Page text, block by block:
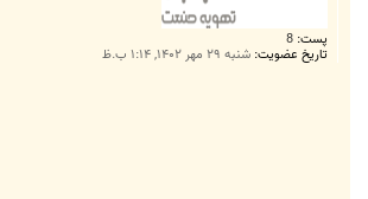
پست: 8
تاریخ عضویت: شنبه ۲۹ مهر ۱۴۰۲, ۱:۱۴ ب.ظ